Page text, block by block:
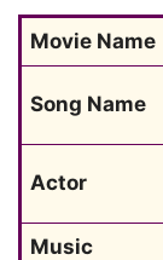
Movie Name
Song Name
Actor
Music